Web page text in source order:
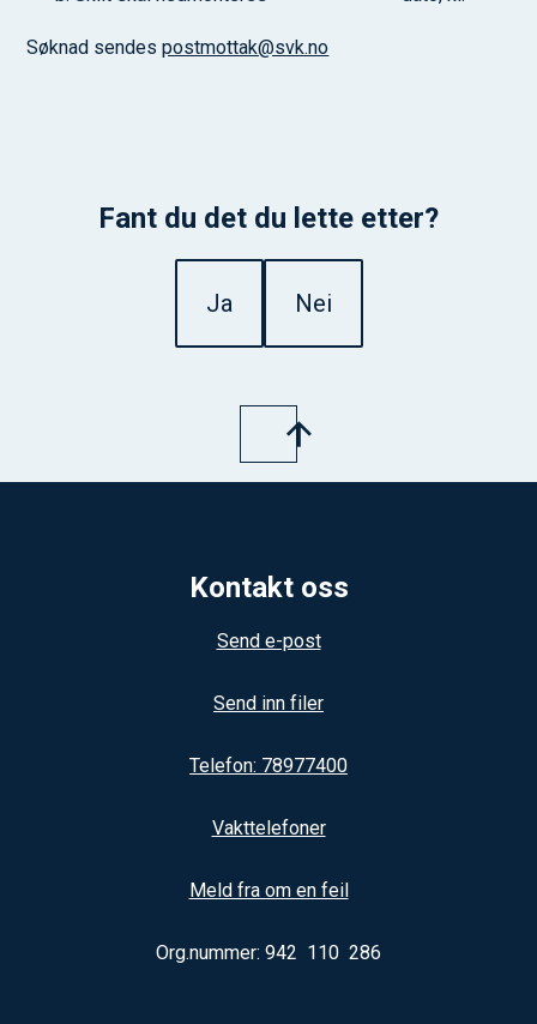
Søknad sendespostmottak@svk.no
Fant du det du lette etter?
Ja Nei
Kontakt oss
Send e-post
Send inn filer
Telefon: 78977400
Vakttelefoner
Meld fra om en feil
Org.nummer: 942 110 286